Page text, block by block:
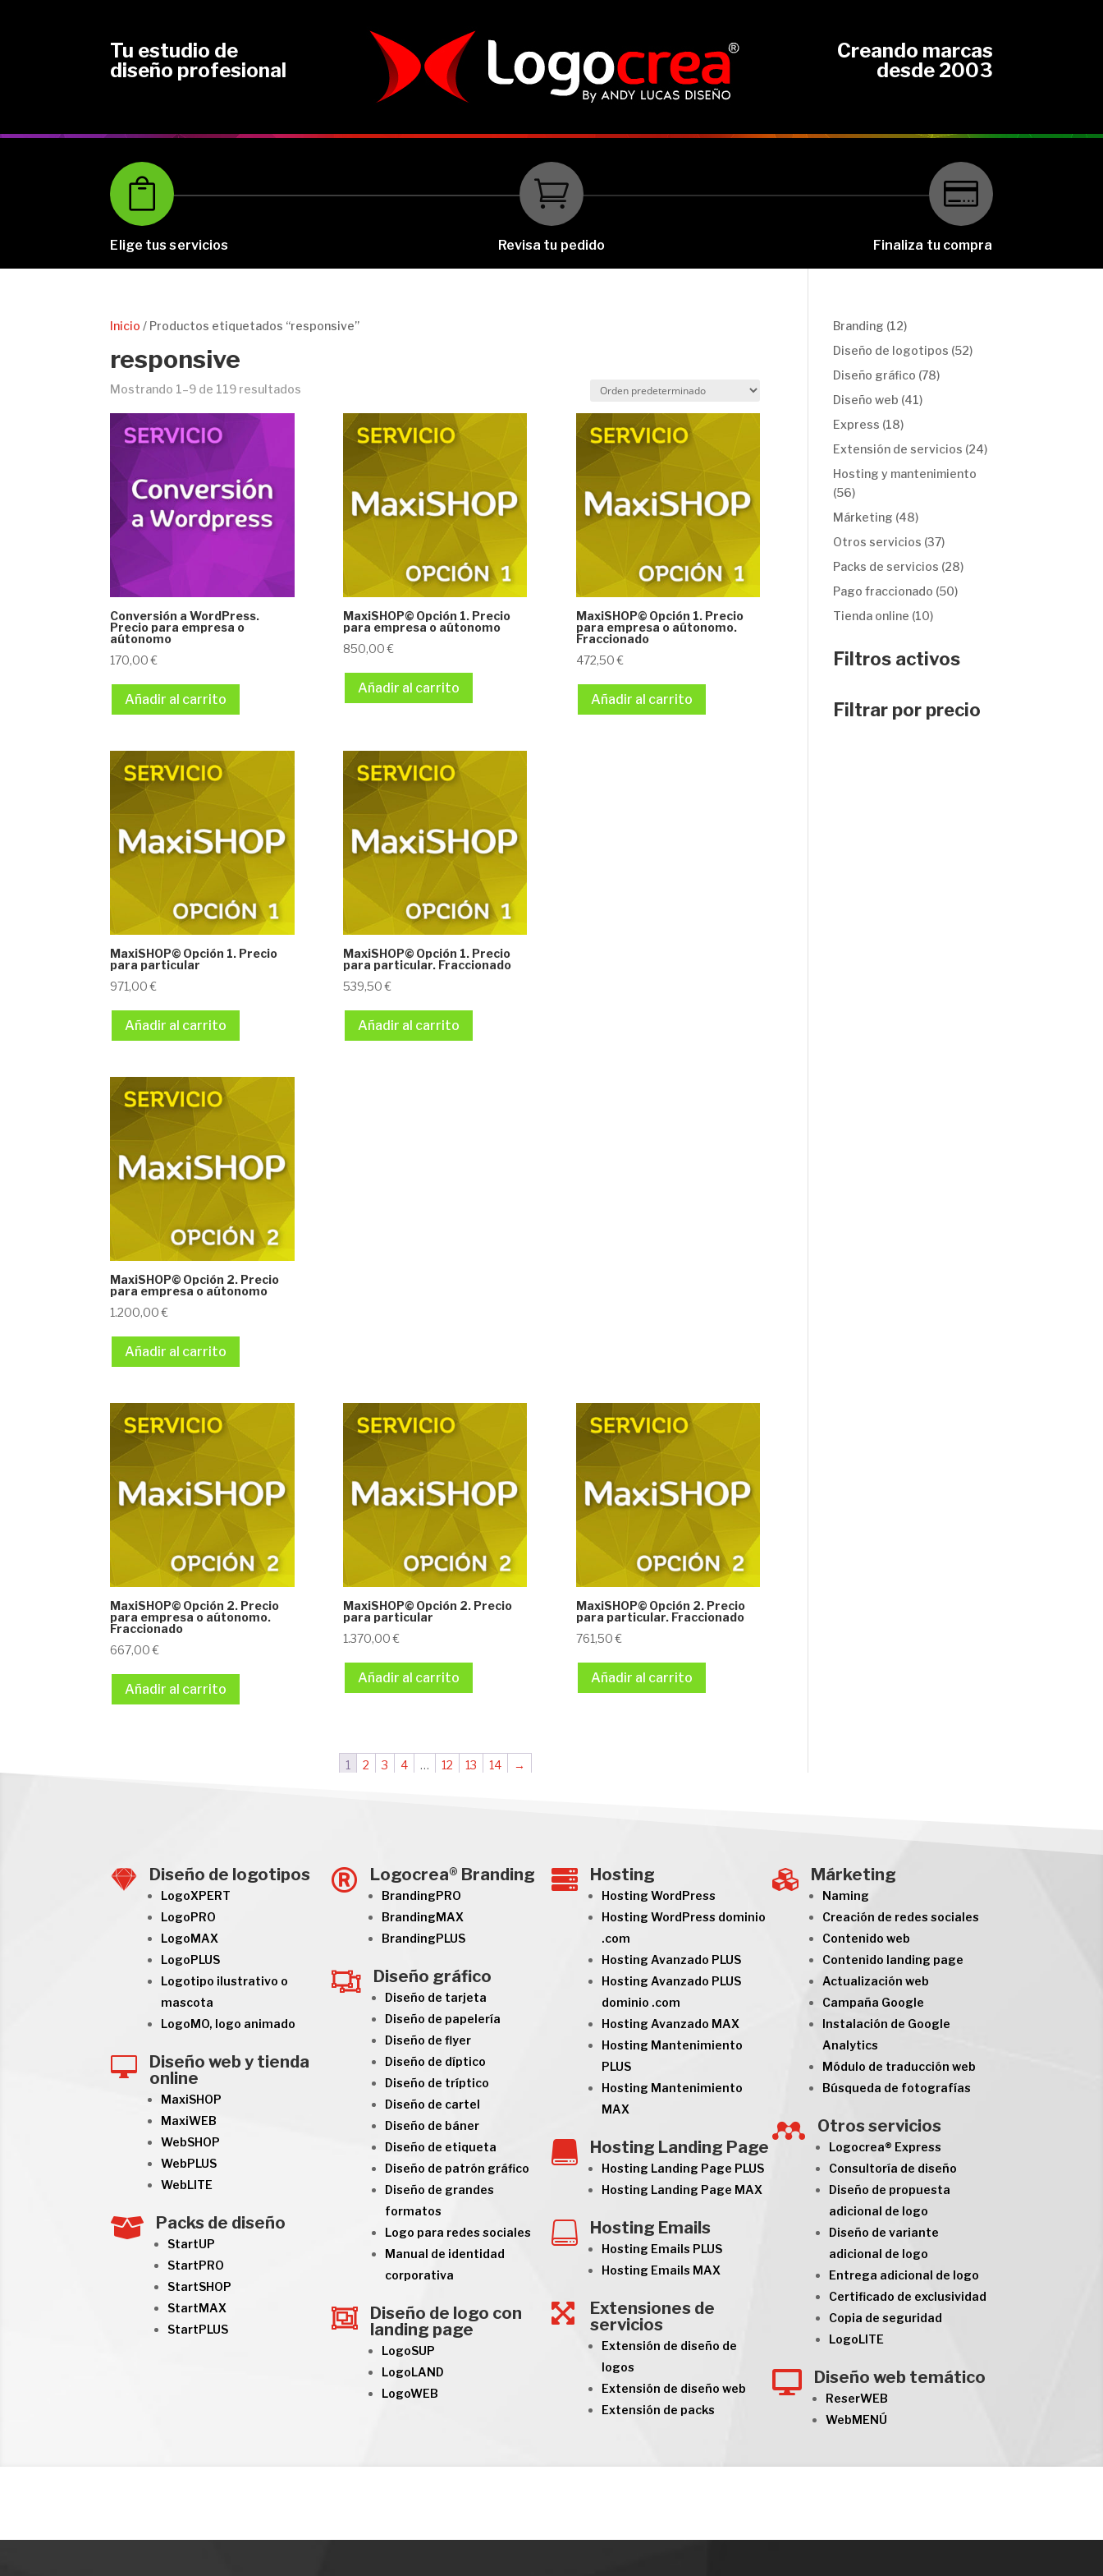
Tu estudio de
diseño profesional
Creando marcas
desde 2003

Elige tus servicios

Revisa tu pedido

Finaliza tu compra
Inicio / Productos etiquetados “responsive”
responsive
Mostrando 1–9 de 119 resultados
Conversión a WordPress.
Precio para empresa o
aútonomo
170,00€
Añadir al carrito
MaxiSHOP© Opción 1. Precio
para empresa o aútonomo
850,00€
Añadir al carrito
MaxiSHOP© Opción 1. Precio
para empresa o aútonomo.
Fraccionado
472,50€
Añadir al carrito
MaxiSHOP© Opción 1. Precio
para particular
971,00€
Añadir al carrito
MaxiSHOP© Opción 1. Precio
para particular. Fraccionado
539,50€
Añadir al carrito
MaxiSHOP© Opción 2. Precio
para empresa o aútonomo
1.200,00€
Añadir al carrito
MaxiSHOP© Opción 2. Precio
para empresa o aútonomo.
Fraccionado
667,00€
Añadir al carrito
MaxiSHOP© Opción 2. Precio
para particular
1.370,00€
Añadir al carrito
MaxiSHOP© Opción 2. Precio
para particular. Fraccionado
761,50€
Añadir al carrito
1 2 3 4 … 12 13 14 →
Branding 1212
productos
Diseño de logotipos 5252
Diseño gráfico 7878
Diseño web 4141
Express 1818
productos
Extensión de servicios 2424
Hosting y mantenimiento
5656
productos
Márketing 4848
productos
Otros servicios 3737
productos
Packs de servicios 2828
Pago fraccionado 5050
Tienda online 1010
Filtros activos
Filtrar por precio
 Diseño de logotipos
LogoXPERT
LogoPRO
LogoMAX
LogoPLUS
Logotipo ilustrativo o
mascota
LogoMO, logo animado

Diseño web y tienda
online
MaxiSHOP
MaxiWEB
WebSHOP
WebPLUS
WebLITE
 Packs de diseño
StartUP
StartPRO
StartSHOP
StartMAX
StartPLUS
 Logocrea® Branding
BrandingPRO
BrandingMAX
BrandingPLUS
 Diseño gráfico
Diseño de tarjeta
Diseño de papelería
Diseño de flyer
Diseño de díptico
Diseño de tríptico
Diseño de cartel
Diseño de báner
Diseño de etiqueta
Diseño de patrón gráfico
Diseño de grandes
formatos
Logo para redes sociales
Manual de identidad
corporativa

Diseño de logo con
landing page
LogoSUP
LogoLAND
LogoWEB
 Hosting
Hosting WordPress
Hosting WordPress dominio
.com
Hosting Avanzado PLUS
Hosting Avanzado PLUS
dominio .com
Hosting Avanzado MAX
Hosting Mantenimiento
PLUS
Hosting Mantenimiento
MAX
 Hosting Landing Page
Hosting Landing Page PLUS
Hosting Landing Page MAX
 Hosting Emails
Hosting Emails PLUS
Hosting Emails MAX

Extensiones de
servicios
Extensión de diseño de
logos
Extensión de diseño web
Extensión de packs
 Márketing
Naming
Creación de redes sociales
Contenido web
Contenido landing page
Actualización web
Campaña Google
Instalación de Google
Analytics
Módulo de traducción web
Búsqueda de fotografías
 Otros servicios
Logocrea® Express
Consultoría de diseño
Diseño de propuesta
adicional de logo
Diseño de variante
adicional de logo
Entrega adicional de logo
Certificado de exclusividad
Copia de seguridad
LogoLITE
 Diseño web temático
ReserWEB
WebMENÚ